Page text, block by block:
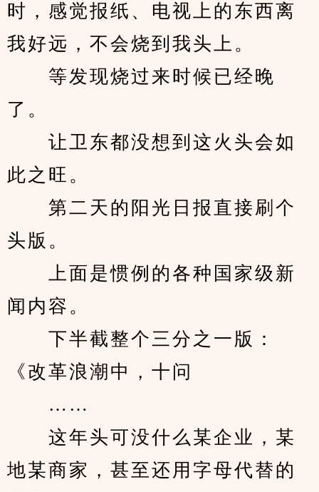
时，感觉报纸、电视上的东西离
我好远，不会烧到我头上。
等发现烧过来时候已经晚
了。
让卫东都没想到这火头会如
此之旺。
第二天的阳光日报直接刷个
头版。
上面是惯例的各种国家级新
闻内容。
下半截整个三分之一版：
《改革浪潮中，十问
……
这年头可没什么某企业，某
地某商家，甚至还用字母代替的